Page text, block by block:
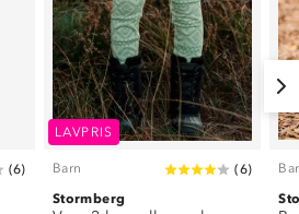
(6)
LAVPRIS
Barn (6)
Stormberg